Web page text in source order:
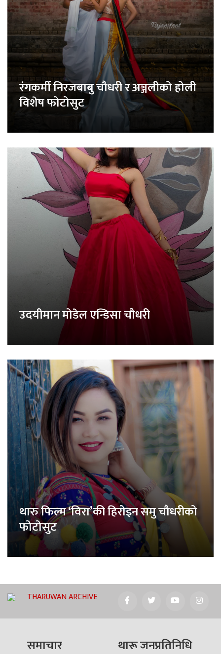
रंगकर्मी निरजबाबु चौधरी र अञ्जलीको होली
विशेष फोटोसुट
उदयीमान मोडेल एन्डिसा चौधरी
थारु फिल्म ‘विरा’की हिरोइन समु चौधरीको
फोटोसुट
THARUWAN ARCHIVE
समाचार थारू जनप्रतिनिधि